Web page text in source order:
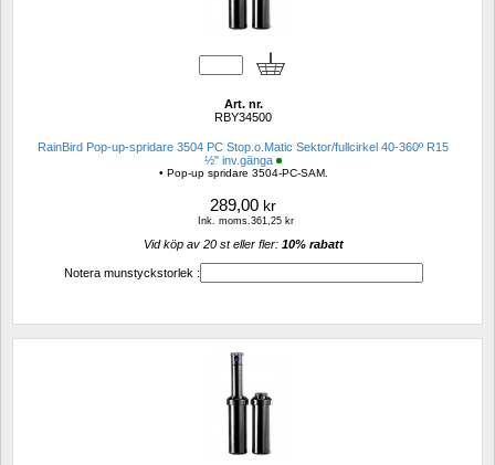
Art. nr.
RBY34500
RainBird Pop-up-spridare 3504 PC Stop.o.Matic Sektor/fullcirkel 40-360º R15
½" inv.gänga
• Pop-up spridare 3504-PC-SAM.
289,00 kr
Ink. moms.361,25 kr
Vid köp av 20 st eller fler: 10% rabatt
Notera munstyckstorlek :